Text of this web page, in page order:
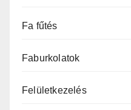
Fa fűtés
Faburkolatok
Felületkezelés